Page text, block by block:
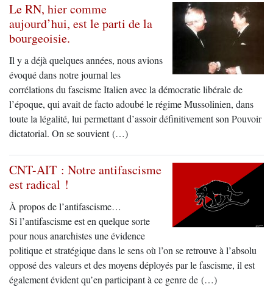
Le RN, hier comme
aujourd’hui, est le parti de la
bourgeoisie.
Il y a déjà quelques années, nous avions
évoqué dans notre journal les
corrélations du fascisme Italien avec la démocratie libérale de
l’époque, qui avait de facto adoubé le régime Mussolinien, dans
toute la légalité, lui permettant d’assoir définitivement son Pouvoir
dictatorial. On se souvient (…)
CNT-AIT : Notre antifascisme
est radical !
À propos de l’antifascisme…
Si l’antifascisme est en quelque sorte
pour nous anarchistes une évidence
politique et stratégique dans le sens où l’on se retrouve à l’absolu
opposé des valeurs et des moyens déployés par le fascisme, il est
également évident qu’en participant à ce genre de (…)